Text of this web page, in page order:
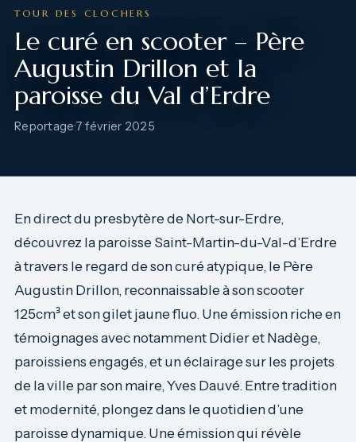
TOUR DES CLOCHERS
Le curé en scooter – Père
Augustin Drillon et la
paroisse du Val d’Erdre
Reportage·7 février 2025
En direct du presbytère de Nort-sur-Erdre,
découvrez la paroisse Saint-Martin-du-Val-d’Erdre
à travers le regard de son curé atypique, le Père
Augustin Drillon, reconnaissable à son scooter
125cm³ et son gilet jaune fluo. Une émission riche en
témoignages avec notamment Didier et Nadège,
paroissiens engagés, et un éclairage sur les projets
de la ville par son maire, Yves Dauvé. Entre tradition
et modernité, plongez dans le quotidien d’une
paroisse dynamique. Une émission qui révèle